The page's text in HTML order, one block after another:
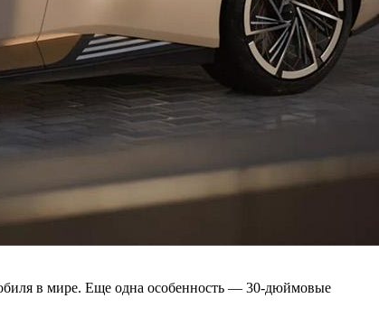
в мире. Еще одна особенность — 30-дюймовые